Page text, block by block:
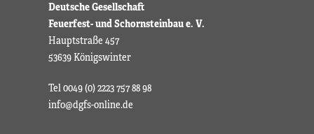
Deutsche Gesellschaft
Feuerfest- und Schornsteinbau e. V.
Hauptstraße 457
53639 Königswinter
Tel 0049 (0) 2223 757 88 98
info@dgfs-online.de